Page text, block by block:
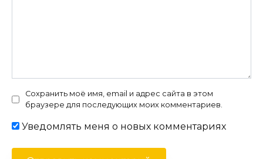
Сохранить моё имя, email и адрес сайта в этом
браузере для последующих моих комментариев.
Уведомлять меня о новых комментариях